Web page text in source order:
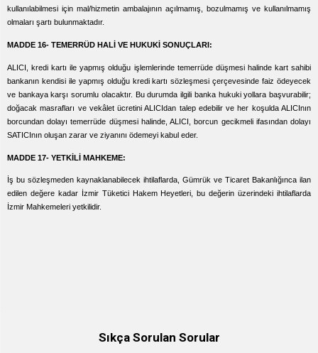
kullanılabilmesi için mal/hizmetin ambalajının açılmamış, bozulmamış ve kullanılmamış
olmaları şartı bulunmaktadır.
MADDE 16- TEMERRÜD HALİ VE HUKUKİ SONUÇLARI:
ALICI, kredi kartı ile yapmış olduğu işlemlerinde temerrüde düşmesi halinde kart sahibi
bankanın kendisi ile yapmış olduğu kredi kartı sözleşmesi çerçevesinde faiz ödeyecek
ve bankaya karşı sorumlu olacaktır. Bu durumda ilgili banka hukuki yollara başvurabilir;
doğacak masrafları ve vekâlet ücretini ALICIdan talep edebilir ve her koşulda ALICInın
borcundan dolayı temerrüde düşmesi halinde, ALICI, borcun gecikmeli ifasından dolayı
SATICInın oluşan zarar ve ziyanını ödemeyi kabul eder.
MADDE 17- YETKİLİ MAHKEME:
İş bu sözleşmeden kaynaklanabilecek ihtilaflarda, Gümrük ve Ticaret Bakanlığınca ilan
edilen değere kadar İzmir Tüketici Hakem Heyetleri, bu değerin üzerindeki ihtilaflarda
İzmir Mahkemeleri yetkilidir.
Sıkça Sorulan Sorular